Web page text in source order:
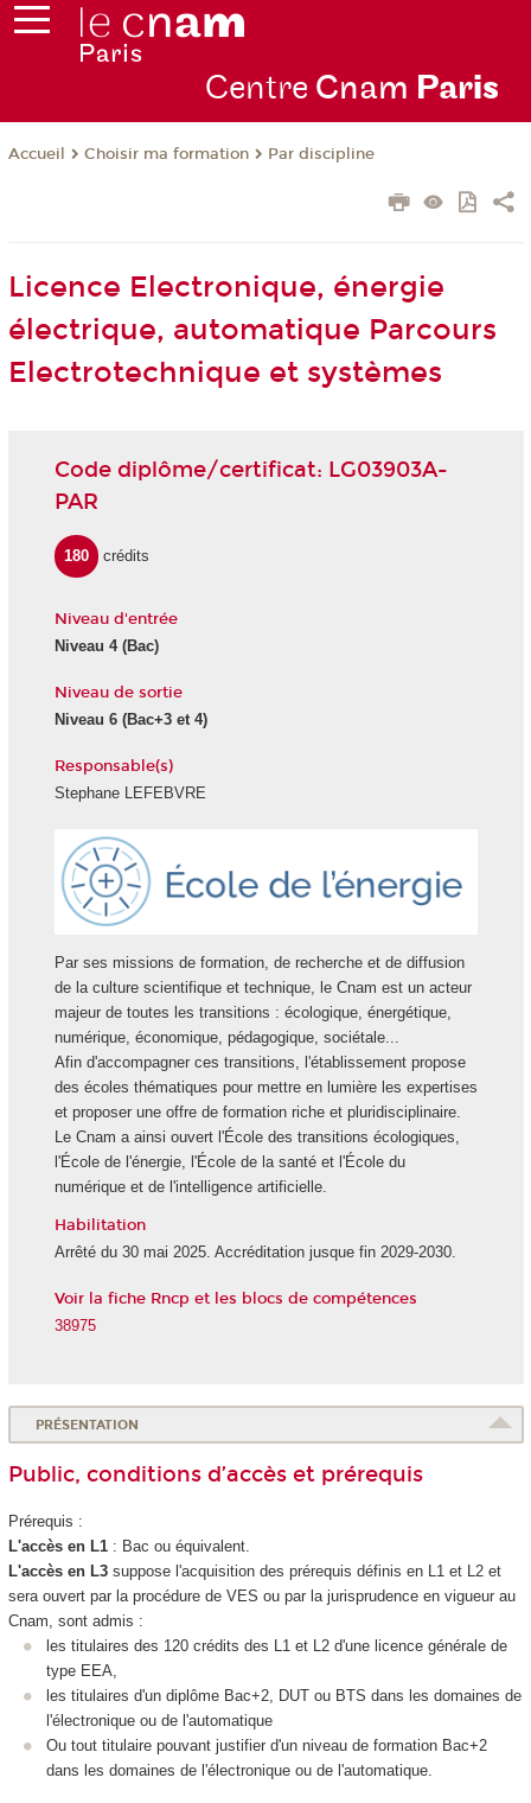
Centre Cnam Paris
Accueil Choisir ma formation Par discipline
Licence Electronique, énergie
électrique, automatique Parcours
Electrotechnique et systèmes
Code diplôme/certificat: LG03903A-
PAR
180 crédits
Niveau d'entrée
Niveau 4(Bac)
Niveau de sortie
Niveau 6(Bac+3 et 4)
Responsable(s)
Stephane LEFEBVRE
Par ses missions de formation, de recherche et de diffusion
de la culture scientifique et technique, le Cnam est un acteur
majeur de toutes les transitions : écologique, énergétique,
numérique, économique, pédagogique, sociétale...
Afin d'accompagner ces transitions, l'établissement propose
des écoles thématiques pour mettre en lumière les expertises
et proposer une offre de formation riche et pluridisciplinaire.
Le Cnam a ainsi ouvert l'École des transitions écologiques,
l'École de l'énergie, l'École de la santé et l'École du
numérique et de l'intelligence artificielle.
Habilitation
Arrêté du 30 mai 2025. Accréditation jusque fin 2029-2030.
Voir la fiche Rncp et les blocs de compétences
38975
PRÉSENTATION
Public, conditions d’accès et prérequis
Prérequis :
L'accès en L1: Bac ou équivalent.
L'accès en L3suppose l'acquisition des prérequis définis en L1 et L2 et
sera ouvert par la procédure de VES ou par la jurisprudence en vigueur au
Cnam, sont admis :
les titulaires des 120 crédits des L1 et L2 d'une licence générale de
type EEA,
les titulaires d'un diplôme Bac+2, DUT ou BTS dans les domaines de
l'électronique ou de l'automatique
Ou tout titulaire pouvant justifier d'un niveau de formation Bac+2
dans les domaines de l'électronique ou de l'automatique.